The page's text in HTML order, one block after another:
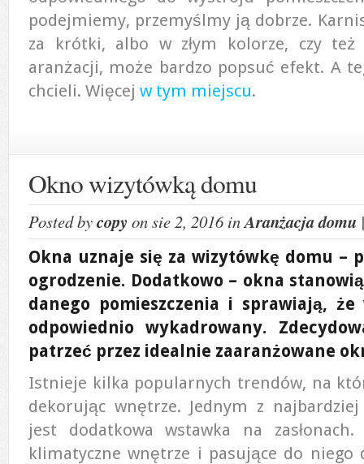
podejmiemy, przemyślmy ją dobrze.
za krótki, albo w złym kolorze, czy
aranżacji, może bardzo popsuć efekt. A
chcieli. Więcej w tym miejscu.
Okno wizytówką domu
Posted bycopy on sie 2, 2016 inAranżacja domu
Okna uznaje się za wizytówkę domu –
ogrodzenie. Dodatkowo – okna
danego pomieszczenia i sprawiają,
odpowiednio wykadrowany.
patrzeć przez idealnie zaaranżowane
Istnieje kilka popularnych trendów, na
dekorując wnętrze. Jednym z
jest dodatkowa wstawka na
klimatyczne wnętrze i pasujące do niego